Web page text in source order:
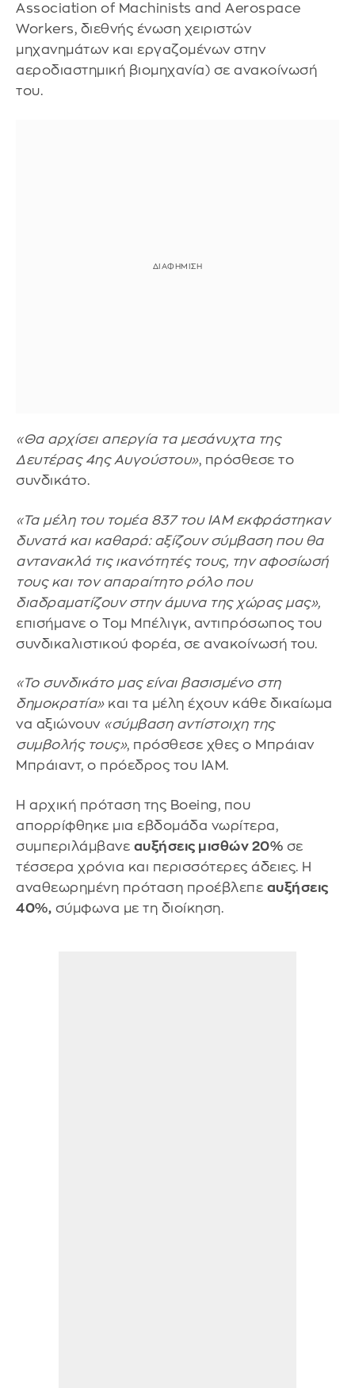
Association of Machinists and Aerospace
Workers, διεθνής ένωση χειριστών
μηχανημάτων και εργαζομένων στην
αεροδιαστημική βιομηχανία) σε ανακοίνωσή
του.
«Θα αρχίσει απεργία τα μεσάνυχτα της
Δευτέρας 4ης Αυγούστου», πρόσθεσε το
συνδικάτο.
«Τα μέλη του τομέα 837 του IAM εκφράστηκαν
δυνατά και καθαρά: αξίζουν σύμβαση που θα
αντανακλά τις ικανότητές τους, την αφοσίωσή
τους και τον απαραίτητο ρόλο που
διαδραματίζουν στην άμυνα της χώρας μας»,
επισήμανε ο Τομ Μπέλιγκ, αντιπρόσωπος του
συνδικαλιστικού φορέα, σε ανακοίνωσή του.
«Το συνδικάτο μας είναι βασισμένο στη
δημοκρατία» και τα μέλη έχουν κάθε δικαίωμα
να αξιώνουν «σύμβαση αντίστοιχη της
συμβολής τους», πρόσθεσε χθες ο Μπράιαν
Μπράιαντ, ο πρόεδρος του IAM.
Η αρχική πρόταση της Boeing, που
απορρίφθηκε μια εβδομάδα νωρίτερα,
συμπεριλάμβανε αυξήσεις μισθών 20% σε
τέσσερα χρόνια και περισσότερες άδειες. Η
αναθεωρημένη πρόταση προέβλεπε αυξήσεις
40%, σύμφωνα με τη διοίκηση.